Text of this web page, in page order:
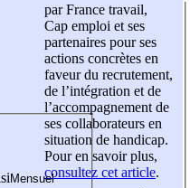
par France travail,
Cap emploi et ses
partenaires pour ses
actions concrètes en
faveur du recrutement,
de l’intégration et de
l’accompagnement de
ses collaborateurs en
situation de handicap.
Pour en savoir plus,
consultez cet article.